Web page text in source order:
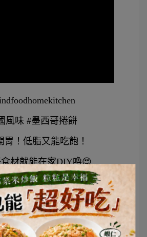
風味 #墨西哥捲餅
胃！低脂又能吃飽！
材就能在家DIY嚕😍
【食材】
：
舒肥雞胸-德州BBQ